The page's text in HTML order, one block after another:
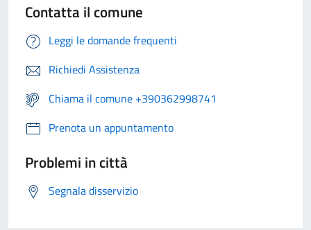
Contatta il comune
Leggi le domande frequenti
Richiedi Assistenza
Chiama il comune +390362998741
Prenota un appuntamento
Problemi in città
Segnala disservizio